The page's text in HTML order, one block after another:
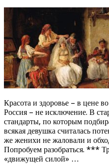
Красота и здоровье – в цене
Россия – не исключение. В
стандарты, по которым
всякая девушка считалась
же женихи не жаловали и
Попробуем разобраться. ***
«движущей силой» …